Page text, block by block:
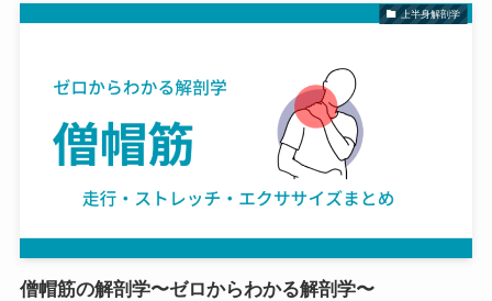
上半身解剖学
僧帽筋の解剖学〜ゼロからわかる解剖学〜